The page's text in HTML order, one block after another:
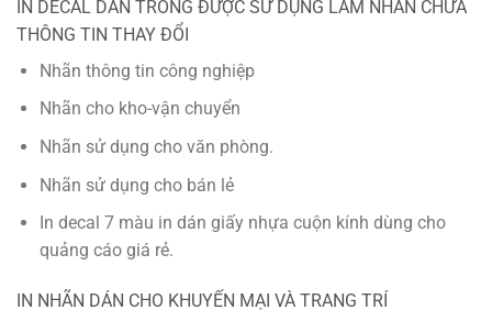
IN DECAL DÁN TRONG ĐƯỢC SỬ DỤNG LÀM NHÃN CHỨA
THÔNG TIN THAY ĐỔI
Nhãn thông tin công nghiệp
Nhãn cho kho-vận chuyển
Nhãn sử dụng cho văn phòng.
Nhãn sử dụng cho bán lẻ
In decal 7 màu in dán giấy nhựa cuộn kính dùng cho
quảng cáo giá rẻ.
IN NHÃN DÁN CHO KHUYẾN MẠI VÀ TRANG TRÍ